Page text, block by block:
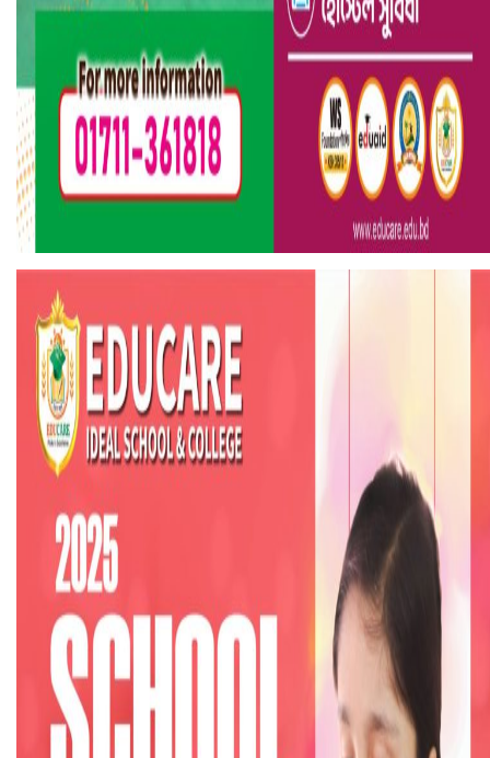
হলিউডে নতুন প্রেমের গুঞ্জন